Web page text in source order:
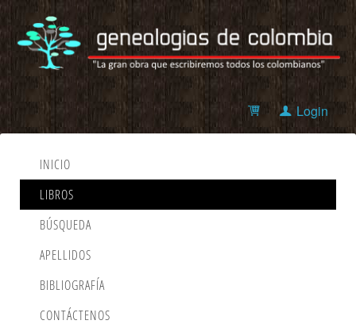
Login
INICIO
LIBROS
BÚSQUEDA
APELLIDOS
BIBLIOGRAFÍA
CONTÁCTENOS